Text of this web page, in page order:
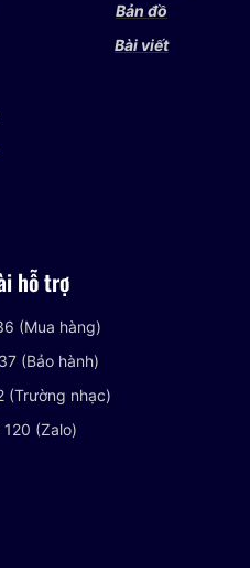
Bản đồ
Bài viết
hỗ trợ
(Mua hàng)
(Bảo hành)
(Trường nhạc)
(Zalo)